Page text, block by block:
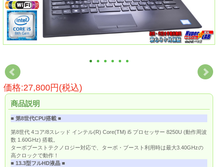
価格:27,800円(税込)
商品説明
■ 第8世代CPU搭載 ■
第8世代 4コア/8スレッド インテル(R) Core(TM) i5 プロセッサー 8250U (動作周波
数 1.60GHz) 搭載。
ターボブーストテクノロジー対応で、ターボ・ブースト利用時は最大3.40GHzの
高クロックで動作！
■ 13.3型フルHD液晶 ■